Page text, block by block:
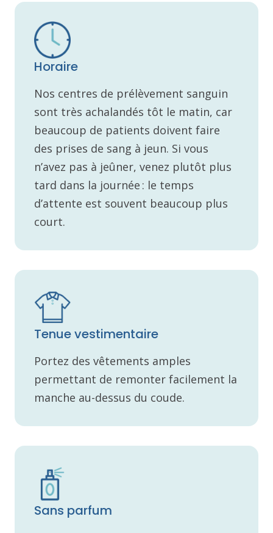
Horaire
Nos centres de prélèvement sanguin
sont très achalandés tôt le matin, car
beaucoup de patients doivent faire
des prises de sang à jeun. Si vous
n’avez pas à jeûner, venez plutôt plus
tard dans la journée : le temps
d’attente est souvent beaucoup plus
court.
Tenue vestimentaire
Portez des vêtements amples
permettant de remonter facilement la
manche au-dessus du coude.
Sans parfum